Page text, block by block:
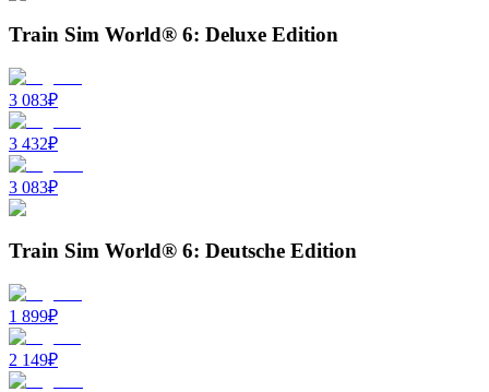
Train Sim World® 6: Deluxe Edition
3 083₽
3 432₽
3 083₽
Train Sim World® 6: Deutsche Edition
1 899₽
2 149₽